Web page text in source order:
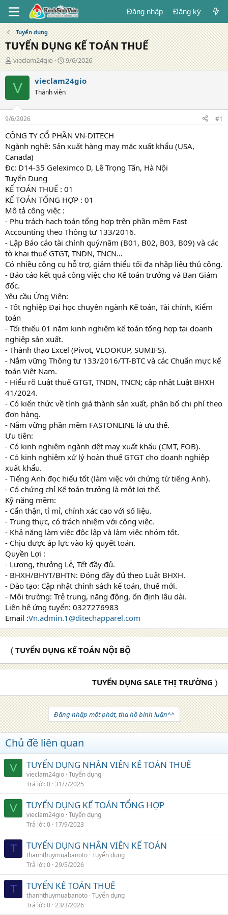
Đăng nhập Đăng ký
Tuyển dụng
TUYỂN DỤNG KẾ TOÁN THUẾ
T
á
c
g
ả
vieclam24gio
N
g
à
đ
g
9/6/2026
V vieclam24gio
Thành viên
9/6/2026 #1
CÔNG TY CỔ PHẦN VN-DITECH
Ngành nghề: Sản xuất hàng may mặc xuất khẩu (USA,
Canada)
Đc: D14-35 Geleximco D, Lê Trọng Tấn, Hà Nội
Tuyển Dụng
KẾ TOÁN THUẾ : 01
KẾ TOÁN TỔNG HỢP : 01
Mô tả công việc :
- Phụ trách hạch toán tổng hợp trên phần mềm Fast
Accounting theo Thông tư 133/2016.
- Lập Báo cáo tài chính quý/năm (B01, B02, B03, B09) và các
tờ khai thuế GTGT, TNDN, TNCN…
Có nhiều công cụ hỗ trợ, giảm thiểu tối đa nhập liệu thủ công.
- Báo cáo kết quả công việc cho Kế toán trưởng và Ban Giám
đốc.
Yêu cầu Ứng Viên:
- Tốt nghiệp Đại học chuyên ngành Kế toán, Tài chính, Kiểm
toán
- Tối thiểu 01 năm kinh nghiệm kế toán tổng hợp tại doanh
nghiệp sản xuất.
- Thành thạo Excel (Pivot, VLOOKUP, SUMIFS).
- Nắm vững Thông tư 133/2016/TT-BTC và các Chuẩn mực kế
toán Việt Nam.
- Hiểu rõ Luật thuế GTGT, TNDN, TNCN; cập nhật Luật BHXH
41/2024.
- Có kiến thức về tính giá thành sản xuất, phân bổ chi phí theo
đơn hàng.
- Nắm vững phần mềm FASTONLINE là ưu thế.
Ưu tiên:
- Có kinh nghiệm ngành dệt may xuất khẩu (CMT, FOB).
- Có kinh nghiệm xử lý hoàn thuế GTGT cho doanh nghiệp
xuất khẩu.
- Tiếng Anh đọc hiểu tốt (làm việc với chứng từ tiếng Anh).
- Có chứng chỉ Kế toán trưởng là một lợi thế.
Kỹ năng mềm:
- Cẩn thận, tỉ mỉ, chính xác cao với số liệu.
- Trung thực, có trách nhiệm với công việc.
- Khả năng làm việc độc lập và làm việc nhóm tốt.
- Chịu được áp lực vào kỳ quyết toán.
Quyền Lợi :
- Lương, thưởng Lễ, Tết đầy đủ.
- BHXH/BHYT/BHTN: Đóng đầy đủ theo Luật BHXH.
- Đào tạo: Cập nhật chính sách kế toán, thuế mới.
- Môi trường: Trẻ trung, năng động, ổn định lâu dài.
Liên hệ ứng tuyển: 0327276983
Email :Vn.admin.1@ditechapparel.com
〈 TUYỂN DỤNG KẾ TOÁN NỘI BỘ
TUYỂN DỤNG SALE THỊ TRƯỜNG 〉
Đăng nhập một phát, tha hồ bình luận^^
Chủ đề liên quan
V TUYỂN DỤNG NHÂN VIÊN KẾ TOÁN THUẾ
vieclam24gio Tuyển dụng
Trả lời 0 31/7/2025
V TUYỂN DỤNG KẾ TOÁN TỔNG HỢP
vieclam24gio Tuyển dụng
Trả lời 0 17/9/2023
T TUYỂN DỤNG NHÂN VIÊN KẾ TOÁN
thanhthuymuabanoto Tuyển dụng
Trả lời 0 29/5/2026
T TUYỂN KẾ TOÁN THUẾ
thanhthuymuabanoto Tuyển dụng
Trả lời 0 23/3/2026